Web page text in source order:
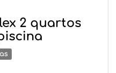
2 quartos